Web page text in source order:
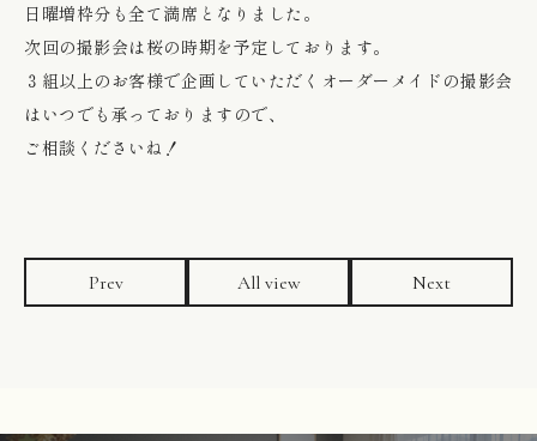
日曜増枠分も全て満席となりました。
次回の撮影会は桜の時期を予定しております。
３組以上のお客様で企画していただく オーダーメイドの撮影会
はいつでも承っておりますので、
ご相談くださいね！
Prev All view Next